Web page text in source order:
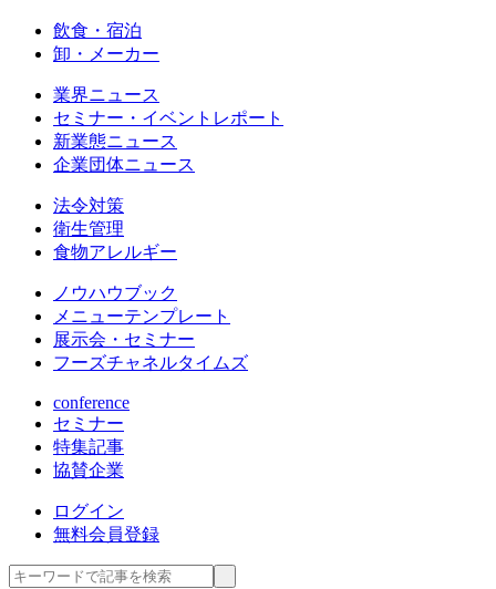
飲食・宿泊
卸・メーカー
業界ニュース
セミナー・イベントレポート
新業態ニュース
企業団体ニュース
法令対策
衛生管理
食物アレルギー
ノウハウブック
メニューテンプレート
展示会・セミナー
フーズチャネルタイムズ
conference
セミナー
特集記事
協賛企業
ログイン
無料会員登録